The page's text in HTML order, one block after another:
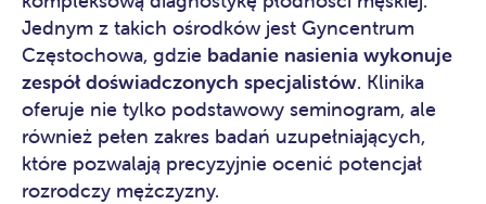
Jednym z takich ośrodków jest Gyncentrum
Częstochowa, gdzie badanie nasienia wykonuje
zespół doświadczonych specjalistów. Klinika
oferuje nie tylko podstawowy seminogram, ale
również pełen zakres badań uzupełniających,
które pozwalają precyzyjnie ocenić potencjał
rozrodczy mężczyzny.